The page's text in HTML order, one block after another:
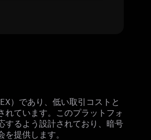
）であり、低い取引コストと
ています。このプラットフォ
するよう設計されており、暗号
提供します。